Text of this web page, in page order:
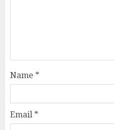
Name *
Email *